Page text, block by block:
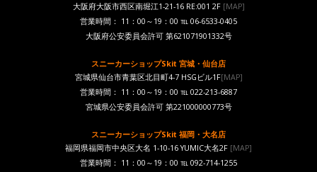
大阪府大阪市西区南堀江1-21-16 RE:001 2F[MAP]
営業時間： 11：00～19：00 ℡ 06-6533-0405
大阪府公安委員会許可 第621071901332号
スニーカーショップSkit 宮城・仙台店
宮城県仙台市青葉区北目町4-7 HSGビル1F[MAP]
営業時間： 11：00～19：00 ℡ 022-213-6887
宮城県公安委員会許可 第221000000773号
スニーカーショップSkit 福岡・大名店
福岡県福岡市中央区大名 1-10-16 YUMIC大名2F [MAP]
営業時間： 11：00～19：00 ℡ 092-714-1255